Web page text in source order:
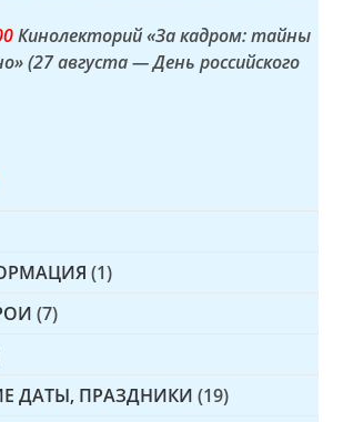
Кинолекторий «За кадром: тайны
(27 августа — День российского
(1)
(7)
ДАТЫ, ПРАЗДНИКИ (19)